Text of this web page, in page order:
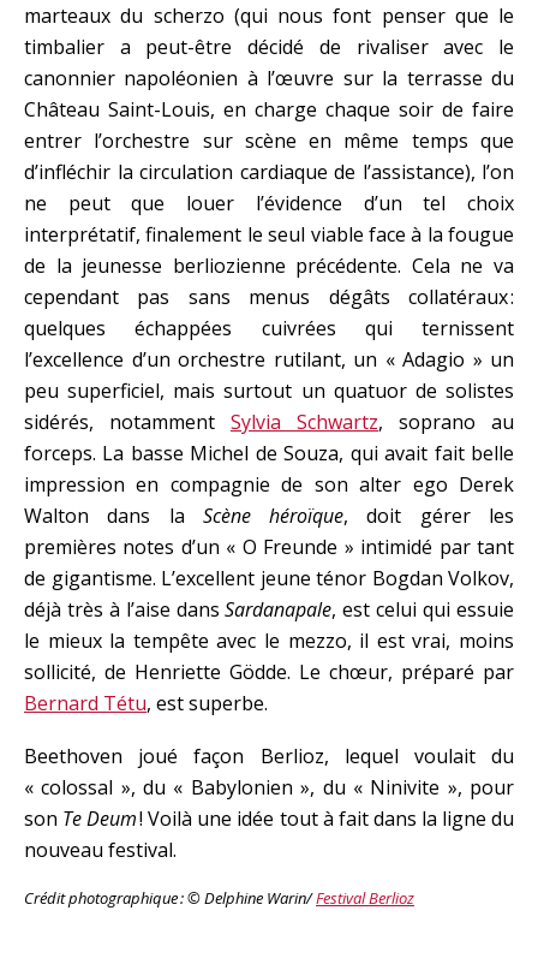
marteaux du scherzo (qui nous font penser que le
timbalier a peut-être décidé de rivaliser avec le
canonnier napoléonien à l’œuvre sur la terrasse du
Château Saint-Louis, en charge chaque soir de faire
entrer l’orchestre sur scène en même temps que
d’infléchir la circulation cardiaque de l’assistance), l’on
ne peut que louer l’évidence d’un tel choix
interprétatif, finalement le seul viable face à la fougue
de la jeunesse berliozienne précédente. Cela ne va
cependant pas sans menus dégâts collatéraux :
quelques échappées cuivrées qui ternissent
l’excellence d’un orchestre rutilant, un « Adagio » un
peu superficiel, mais surtout un quatuor de solistes
sidérés, notamment Sylvia Schwartz, soprano au
forceps. La basse Michel de Souza, qui avait fait belle
impression en compagnie de son alter ego Derek
Walton dans la Scène héroïque, doit gérer les
premières notes d’un « O Freunde » intimidé par tant
de gigantisme. L’excellent jeune ténor Bogdan Volkov,
déjà très à l’aise dansSardanapale, est celui qui essuie
le mieux la tempête avec le mezzo, il est vrai, moins
sollicité, de Henriette Gödde. Le chœur, préparé par
Bernard Tétu, est superbe.
Beethoven joué façon Berlioz, lequel voulait du
« colossal », du « Babylonien », du « Ninivite », pour
son Te Deum! Voilà une idée tout à fait dans la ligne du
nouveau festival.
Crédit photographique : © Delphine Warin/Festival Berlioz